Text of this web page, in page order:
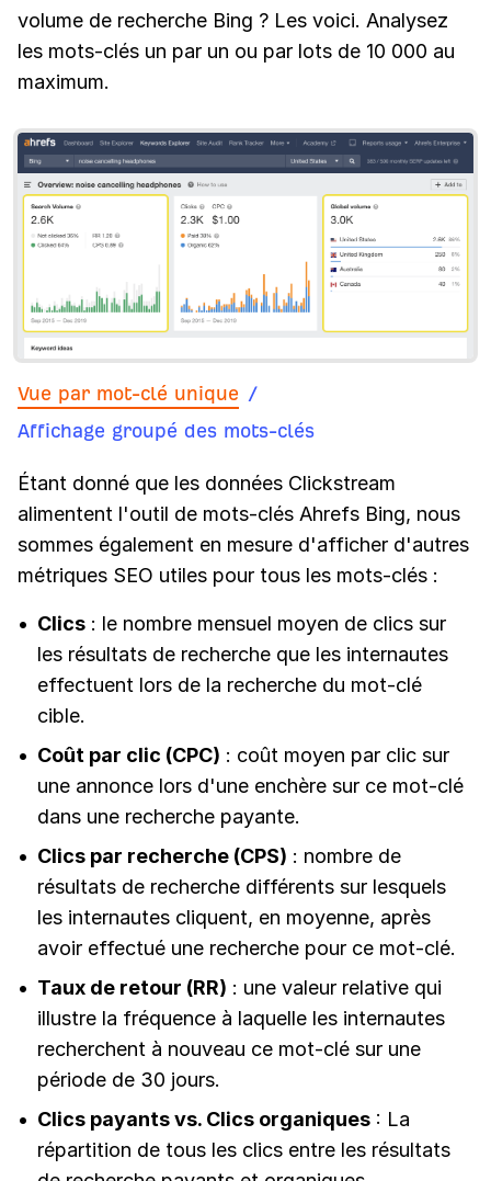
volume de recherche Bing ? Les voici. Analysez
les mots-clés un par un ou par lots de 10 000 au
maximum.
Vue par mot-clé unique /
Affichage groupé des mots-clés
Étant donné que les données Clickstream
alimentent l'outil de mots-clés Ahrefs Bing, nous
sommes également en mesure d'afficher d'autres
métriques SEO utiles pour tous les mots-clés :
Clics : le nombre mensuel moyen de clics sur
les résultats de recherche que les internautes
effectuent lors de la recherche du mot-clé
cible.
Coût par clic (CPC) : coût moyen par clic sur
une annonce lors d'une enchère sur ce mot-clé
dans une recherche payante.
Clics par recherche (CPS) : nombre de
résultats de recherche différents sur lesquels
les internautes cliquent, en moyenne, après
avoir effectué une recherche pour ce mot-clé.
Taux de retour (RR) : une valeur relative qui
illustre la fréquence à laquelle les internautes
recherchent à nouveau ce mot-clé sur une
période de 30 jours.
Clics payants vs. Clics organiques : La
répartition de tous les clics entre les résultats